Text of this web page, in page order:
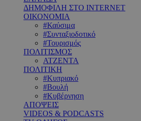
ΔΗΜΟΦΙΛΗ ΣΤΟ INTERNET
ΟΙΚΟΝΟΜΙΑ
#Καύσιμα
#Συνταξιοδοτικό
#Τουρισμός
ΠΟΛΙΤΙΣΜΟΣ
ΑΤΖΕΝΤΑ
ΠΟΛΙΤΙΚΗ
#Κυπριακό
#Βουλή
#Κυβέρνηση
ΑΠΟΨΕΙΣ
VIDEOS & PODCASTS